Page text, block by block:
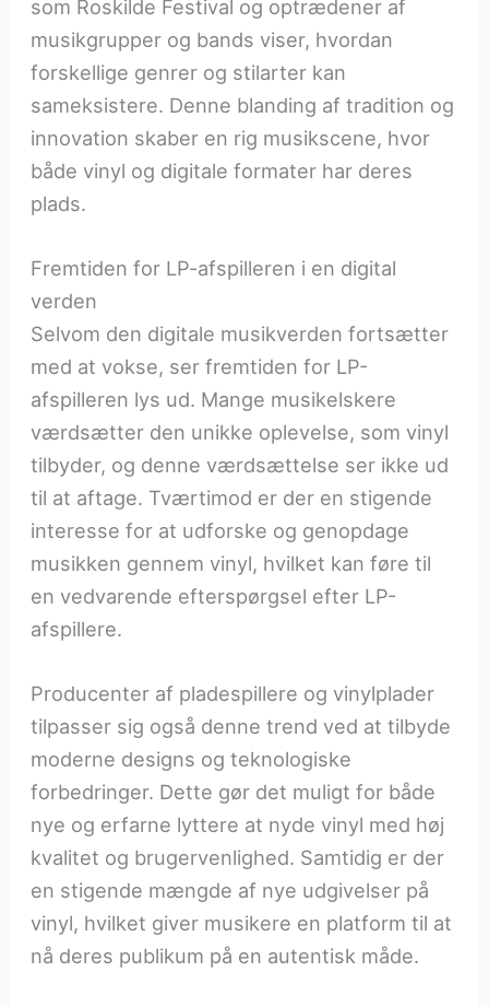
som Roskilde Festival og optrædener af
musikgrupper og bands viser, hvordan
forskellige genrer og stilarter kan
sameksistere. Denne blanding af tradition og
innovation skaber en rig musikscene, hvor
både vinyl og digitale formater har deres
plads.
Fremtiden for LP-afspilleren i en digital
verden
Selvom den digitale musikverden fortsætter
med at vokse, ser fremtiden for LP-
afspilleren lys ud. Mange musikelskere
værdsætter den unikke oplevelse, som vinyl
tilbyder, og denne værdsættelse ser ikke ud
til at aftage. Tværtimod er der en stigende
interesse for at udforske og genopdage
musikken gennem vinyl, hvilket kan føre til
en vedvarende efterspørgsel efter LP-
afspillere.
Producenter af pladespillere og vinylplader
tilpasser sig også denne trend ved at tilbyde
moderne designs og teknologiske
forbedringer. Dette gør det muligt for både
nye og erfarne lyttere at nyde vinyl med høj
kvalitet og brugervenlighed. Samtidig er der
en stigende mængde af nye udgivelser på
vinyl, hvilket giver musikere en platform til at
nå deres publikum på en autentisk måde.